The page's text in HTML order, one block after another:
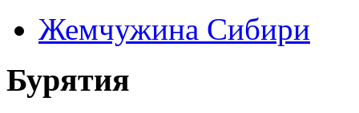
Жемчужина Сибири
Бурятия